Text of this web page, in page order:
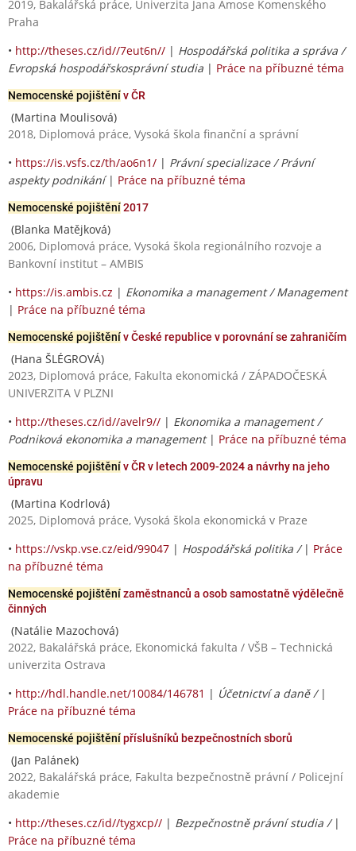
2019, Bakalářská práce, Univerzita Jana Amose Komenského
Praha
• http://theses.cz/id//7eut6n// | Hospodářská politika a správa /
Evropská hospodářskosprávní studia | Práce na příbuzné téma
Nemocenské pojištěnív ČR
(Martina Moulisová)
2018, Diplomová práce, Vysoká škola finanční a správní
• https://is.vsfs.cz/th/ao6n1/ | Právní specializace / Právní
aspekty podnikání| Práce na příbuzné téma
Nemocenské pojištění2017
(Blanka Matějková)
2006, Diplomová práce, Vysoká škola regionálního rozvoje a
Bankovní institut – AMBIS
• https://is.ambis.cz | Ekonomika a management / Management
| Práce na příbuzné téma
Nemocenské pojištěnív České republice v porovnání se zahraničím
(Hana ŠLÉGROVÁ)
2023, Diplomová práce, Fakulta ekonomická / ZÁPADOČESKÁ
UNIVERZITA V PLZNI
• http://theses.cz/id//avelr9// | Ekonomika a management /
Podniková ekonomika a management| Práce na příbuzné téma
Nemocenské pojištěnív ČR v letech 2009-2024 a návrhy na jeho
úpravu
(Martina Kodrlová)
2025, Diplomová práce, Vysoká škola ekonomická v Praze
• https://vskp.vse.cz/eid/99047 | Hospodářská politika / | Práce
na příbuzné téma
Nemocenské pojištěnízaměstnanců a osob samostatně výdělečně
činných
(Natálie Mazochová)
2022, Bakalářská práce, Ekonomická fakulta / VŠB – Technická
univerzita Ostrava
• http://hdl.handle.net/10084/146781 | Účetnictví a daně / |
Práce na příbuzné téma
Nemocenské pojištěnípříslušníků bezpečnostních sborů
(Jan Palánek)
2022, Bakalářská práce, Fakulta bezpečnostně právní / Policejní
akademie
• http://theses.cz/id//tygxcp// | Bezpečnostně právní studia / |
Práce na příbuzné téma